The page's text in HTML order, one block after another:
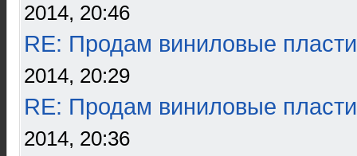
2014, 20:46
RE: Продам виниловые
2014, 20:29
RE: Продам виниловые
2014, 20:36